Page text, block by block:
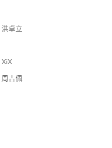
洪卓立
XiX
周吉佩